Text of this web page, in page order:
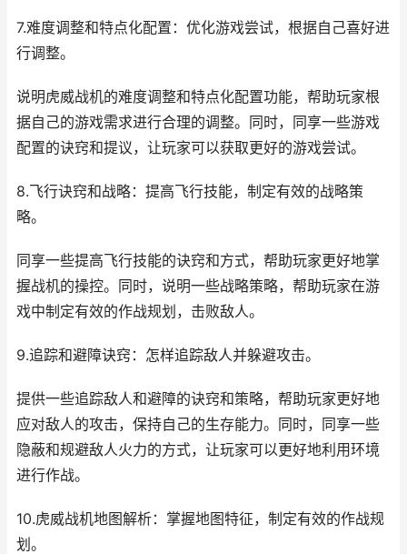
7.难度调整和特点化配置：优化游戏尝试，根据自己喜好进
行调整。
说明虎威战机的难度调整和特点化配置功能，帮助玩家根
据自己的游戏需求进行合理的调整。同时，同享一些游戏
配置的诀窍和提议，让玩家可以获取更好的游戏尝试。
8.飞行诀窍和战略：提高飞行技能，制定有效的战略策
略。
同享一些提高飞行技能的诀窍和方式，帮助玩家更好地掌
握战机的操控。同时，说明一些战略策略，帮助玩家在游
戏中制定有效的作战规划，击败敌人。
9.追踪和避障诀窍：怎样追踪敌人并躲避攻击。
提供一些追踪敌人和避障的诀窍和策略，帮助玩家更好地
应对敌人的攻击，保持自己的生存能力。同时，同享一些
隐蔽和规避敌人火力的方式，让玩家可以更好地利用环境
进行作战。
10.虎威战机地图解析：掌握地图特征，制定有效的作战规
划。